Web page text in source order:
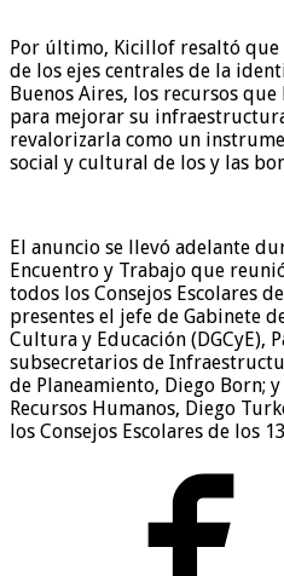
Por último, Kicillof resaltó que
de los ejes centrales de la
Buenos Aires, los recursos
para mejorar su
revalorizarla como un
social y cultural de los y las
El anuncio se llevó adelante
Encuentro y Trabajo que
todos los Consejos Escolares
presentes el jefe de Gabinete
Cultura y Educación (DGCyE),
subsecretarios de
de Planeamiento, Diego Born;
Recursos Humanos, Diego
los Consejos Escolares de los